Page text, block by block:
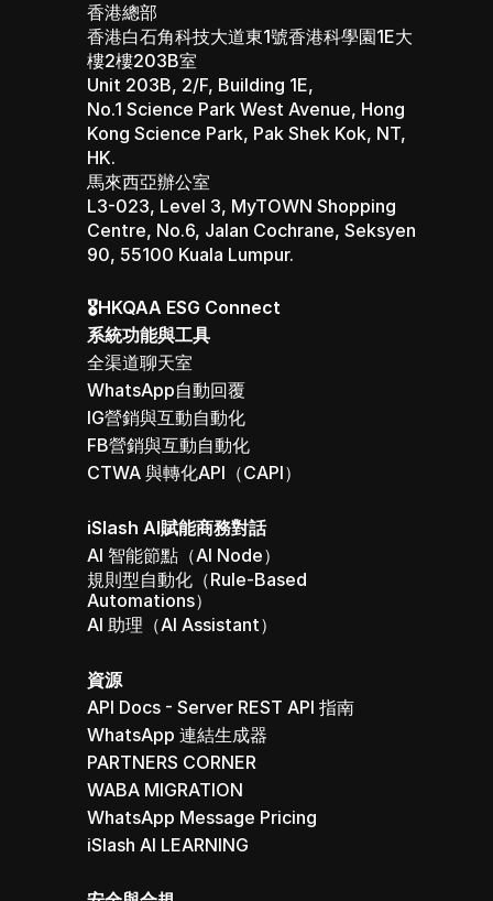
香港總部
香港白石角科技大道東1號香港科學園1E大
樓2樓203B室
Unit 203B, 2/F, Building 1E,
No.1 Science Park West Avenue, Hong
Kong Science Park, Pak Shek Kok, NT,
HK.
馬來西亞辦公室
L3-023, Level 3, MyTOWN Shopping
Centre, No.6, Jalan Cochrane, Seksyen
90, 55100 Kuala Lumpur.
🎖️HKQAA ESG Connect
系統功能與工具
全渠道聊天室
WhatsApp自動回覆
IG營銷與互動自動化
FB營銷與互動自動化
CTWA 與轉化API（CAPI）
iSlash AI賦能商務對話
AI 智能節點（AI Node）
規則型自動化（Rule-Based
Automations）
AI 助理（AI Assistant）
資源
API Docs - Server REST API 指南
WhatsApp 連結生成器
PARTNERS CORNER
WABA MIGRATION
WhatsApp Message Pricing
iSlash AI LEARNING